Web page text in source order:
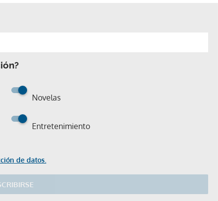
Novelas
Entretenimiento
de datos.
a nuestro boletín.